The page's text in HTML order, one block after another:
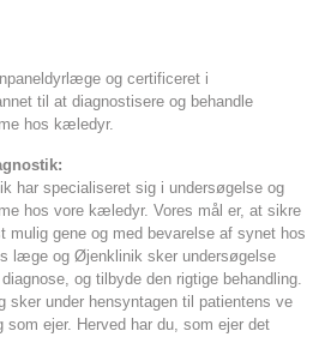
og certificeret i
til at diagnostisere og behandle
hos kæledyr.
har specialiseret sig i undersøgelse og
hos vore kæledyr. Vores mål er, at sikre
mulig gene og med bevarelse af synet hos
læge og Øjenklinik sker undersøgelse
og tilbyde den rigtige behandling.
sker under hensyntagen til patientens ve
som ejer. Herved har du, som ejer det